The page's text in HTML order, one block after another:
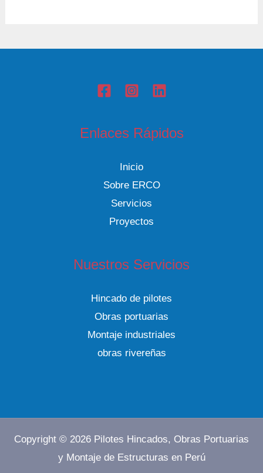
Enlaces Rápidos
Inicio
Sobre ERCO
Servicios
Proyectos
Nuestros Servicios
Hincado de pilotes
Obras portuarias
Montaje industriales
obras rivereñas
Copyright © 2026 Pilotes Hincados, Obras Portuarias
y Montaje de Estructuras en Perú